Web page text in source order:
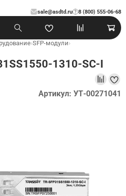
sale@asdtd.ru 8 (800) 555-06-68
?
›SFP-модули›
1310-SC-I
Артикул: УТ-00271041